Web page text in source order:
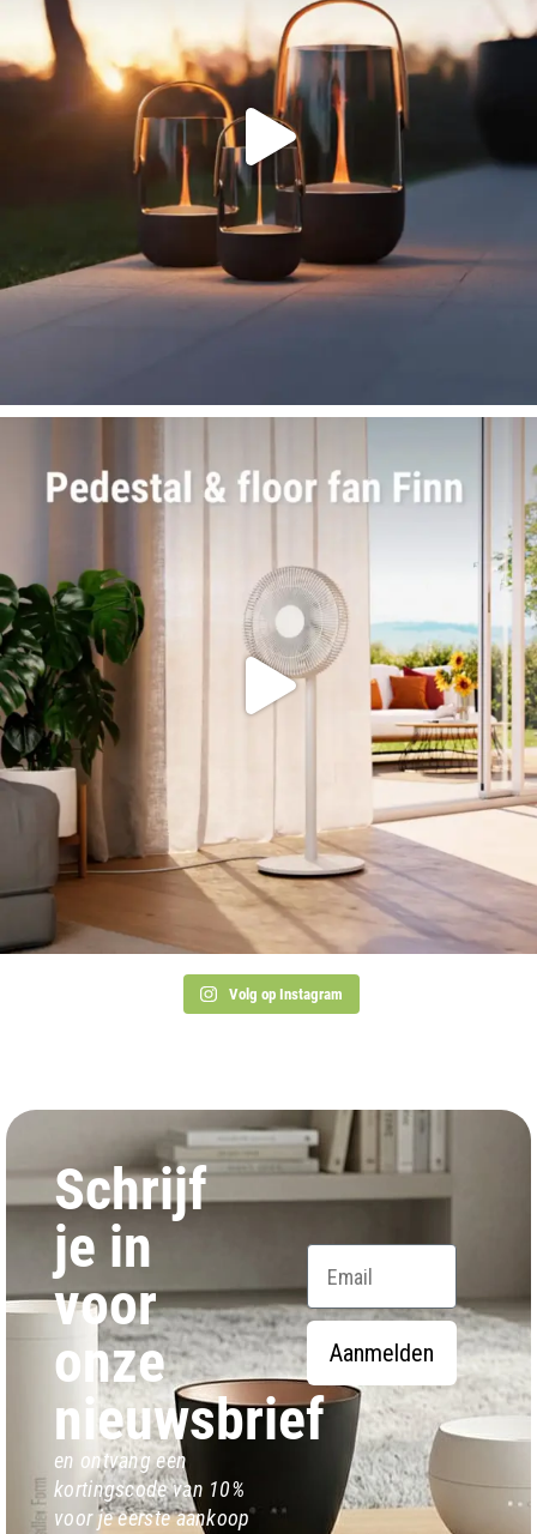
Volg op Instagram
Schrijf
je in
voor
onze
nieuwsbrief
en ontvang een
kortingscode van 10%
voor je eerste aankoop
Email
Aanmelden